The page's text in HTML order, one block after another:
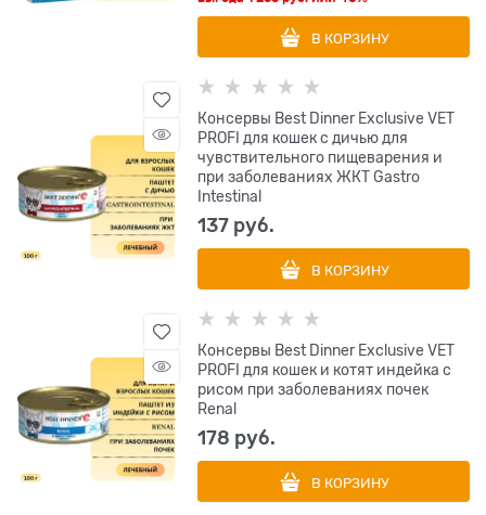
В КОРЗИНУ
Консервы Best Dinner Exclusive VET
PROFI для кошек с дичью для
чувствительного пищеварения и
при заболеваниях ЖКТ Gastro
Intestinal
137 руб.
В КОРЗИНУ
Консервы Best Dinner Exclusive VET
PROFI для кошек и котят индейка с
рисом при заболеваниях почек
Renal
178 руб.
В КОРЗИНУ